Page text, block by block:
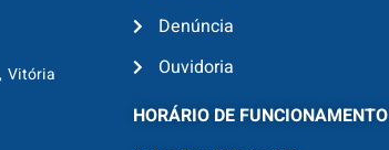
Vitória
Denúncia
Ouvidoria
HORÁRIO DE FUNCIONAMENTO